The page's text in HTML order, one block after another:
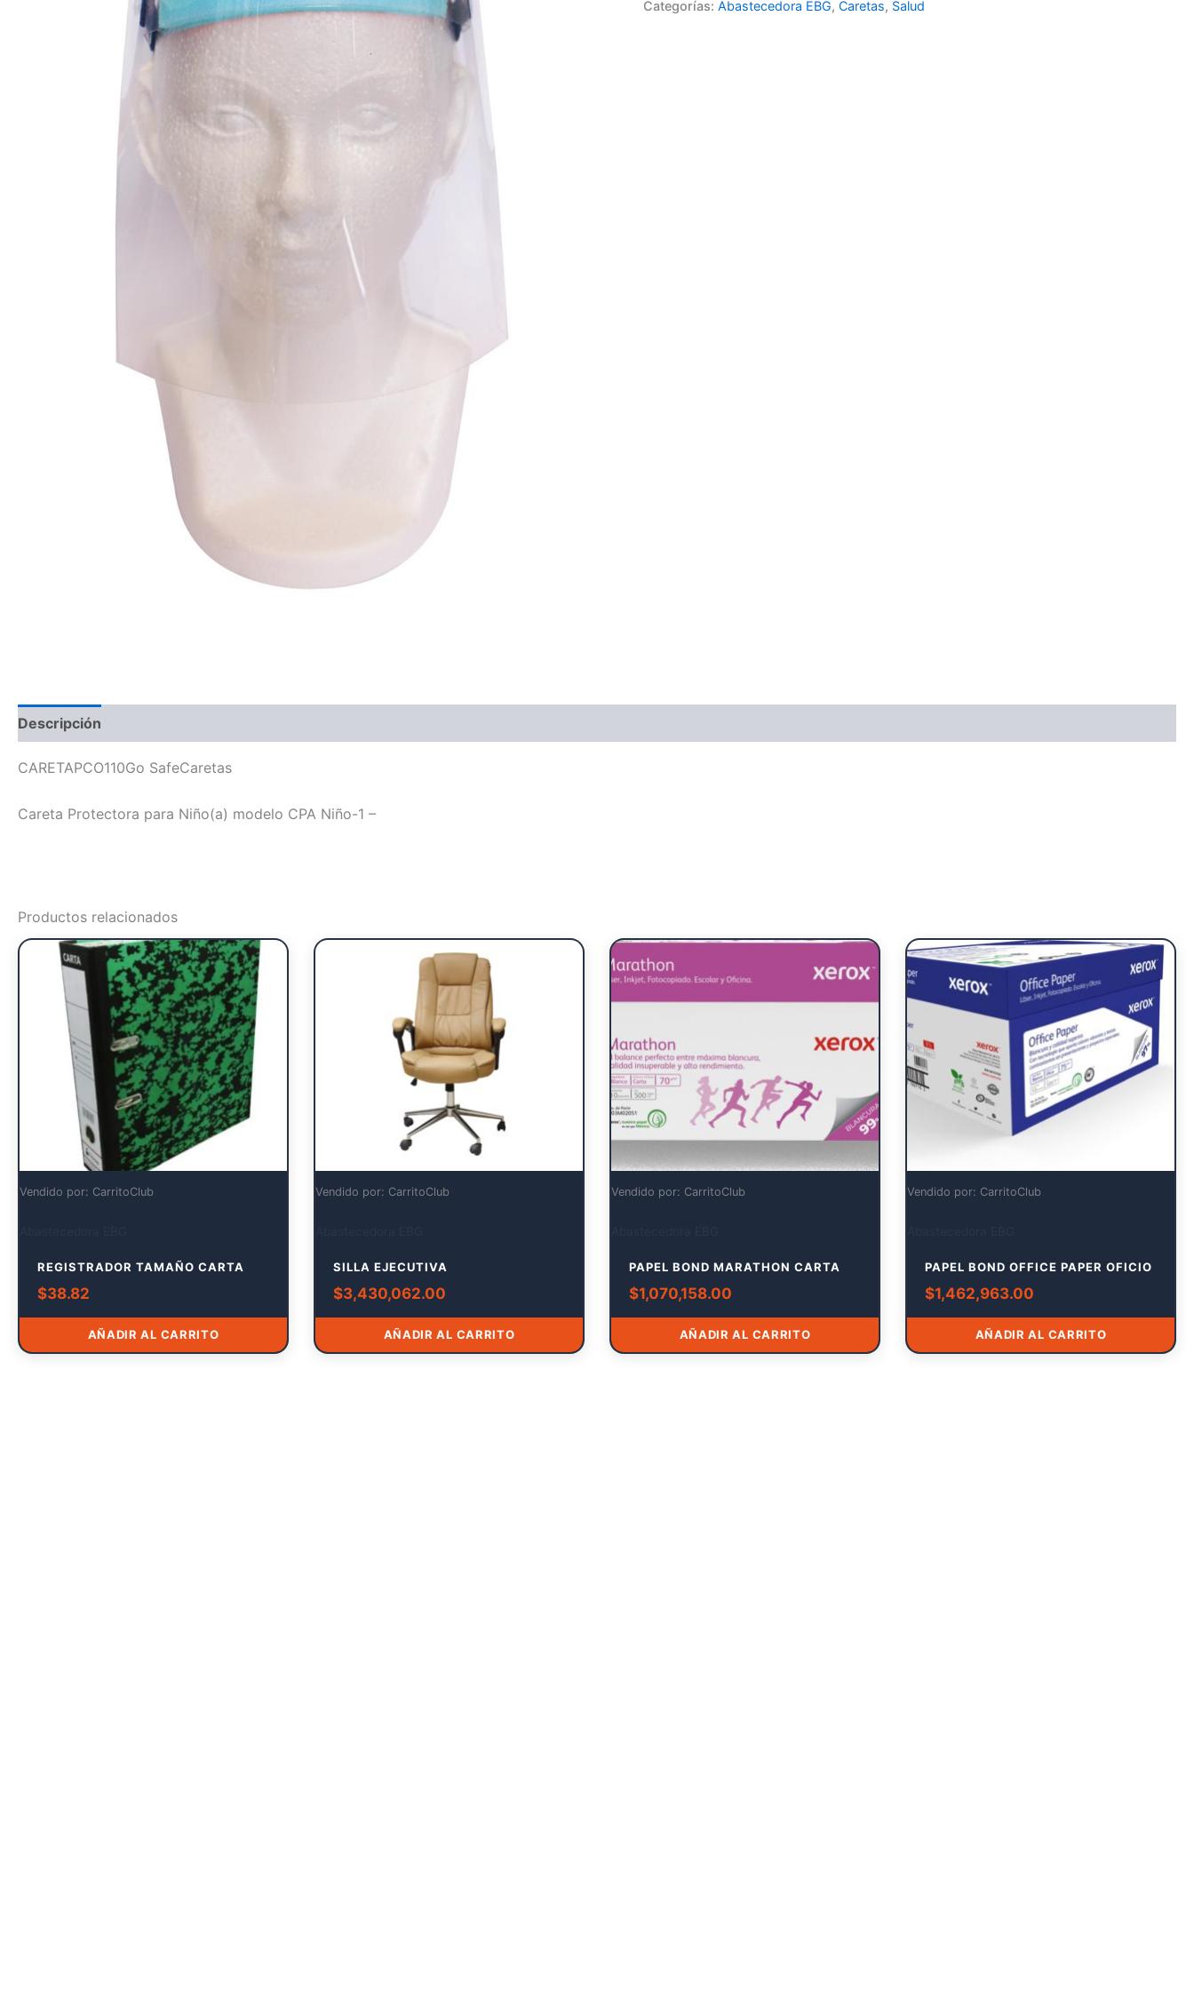
Categorías:Abastecedora EBG,Caretas, Salud
Descripción
CARETAPCO110Go SafeCaretas
Careta Protectora para Niño(a) modelo CPA Niño-1 –
Productos relacionados
Vendido por: CarritoClub
REGISTRADOR TAMAÑO CARTA
$38.82
AÑADIR AL CARRITO
Vendido por: CarritoClub
SILLA EJECUTIVA
$3,430,062.00
AÑADIR AL CARRITO
Vendido por: CarritoClub
PAPEL BOND MARATHON CARTA
$1,070,158.00
AÑADIR AL CARRITO
Vendido por: CarritoClub
PAPEL BOND OFFICE PAPER OFICIO
$1,462,963.00
AÑADIR AL CARRITO